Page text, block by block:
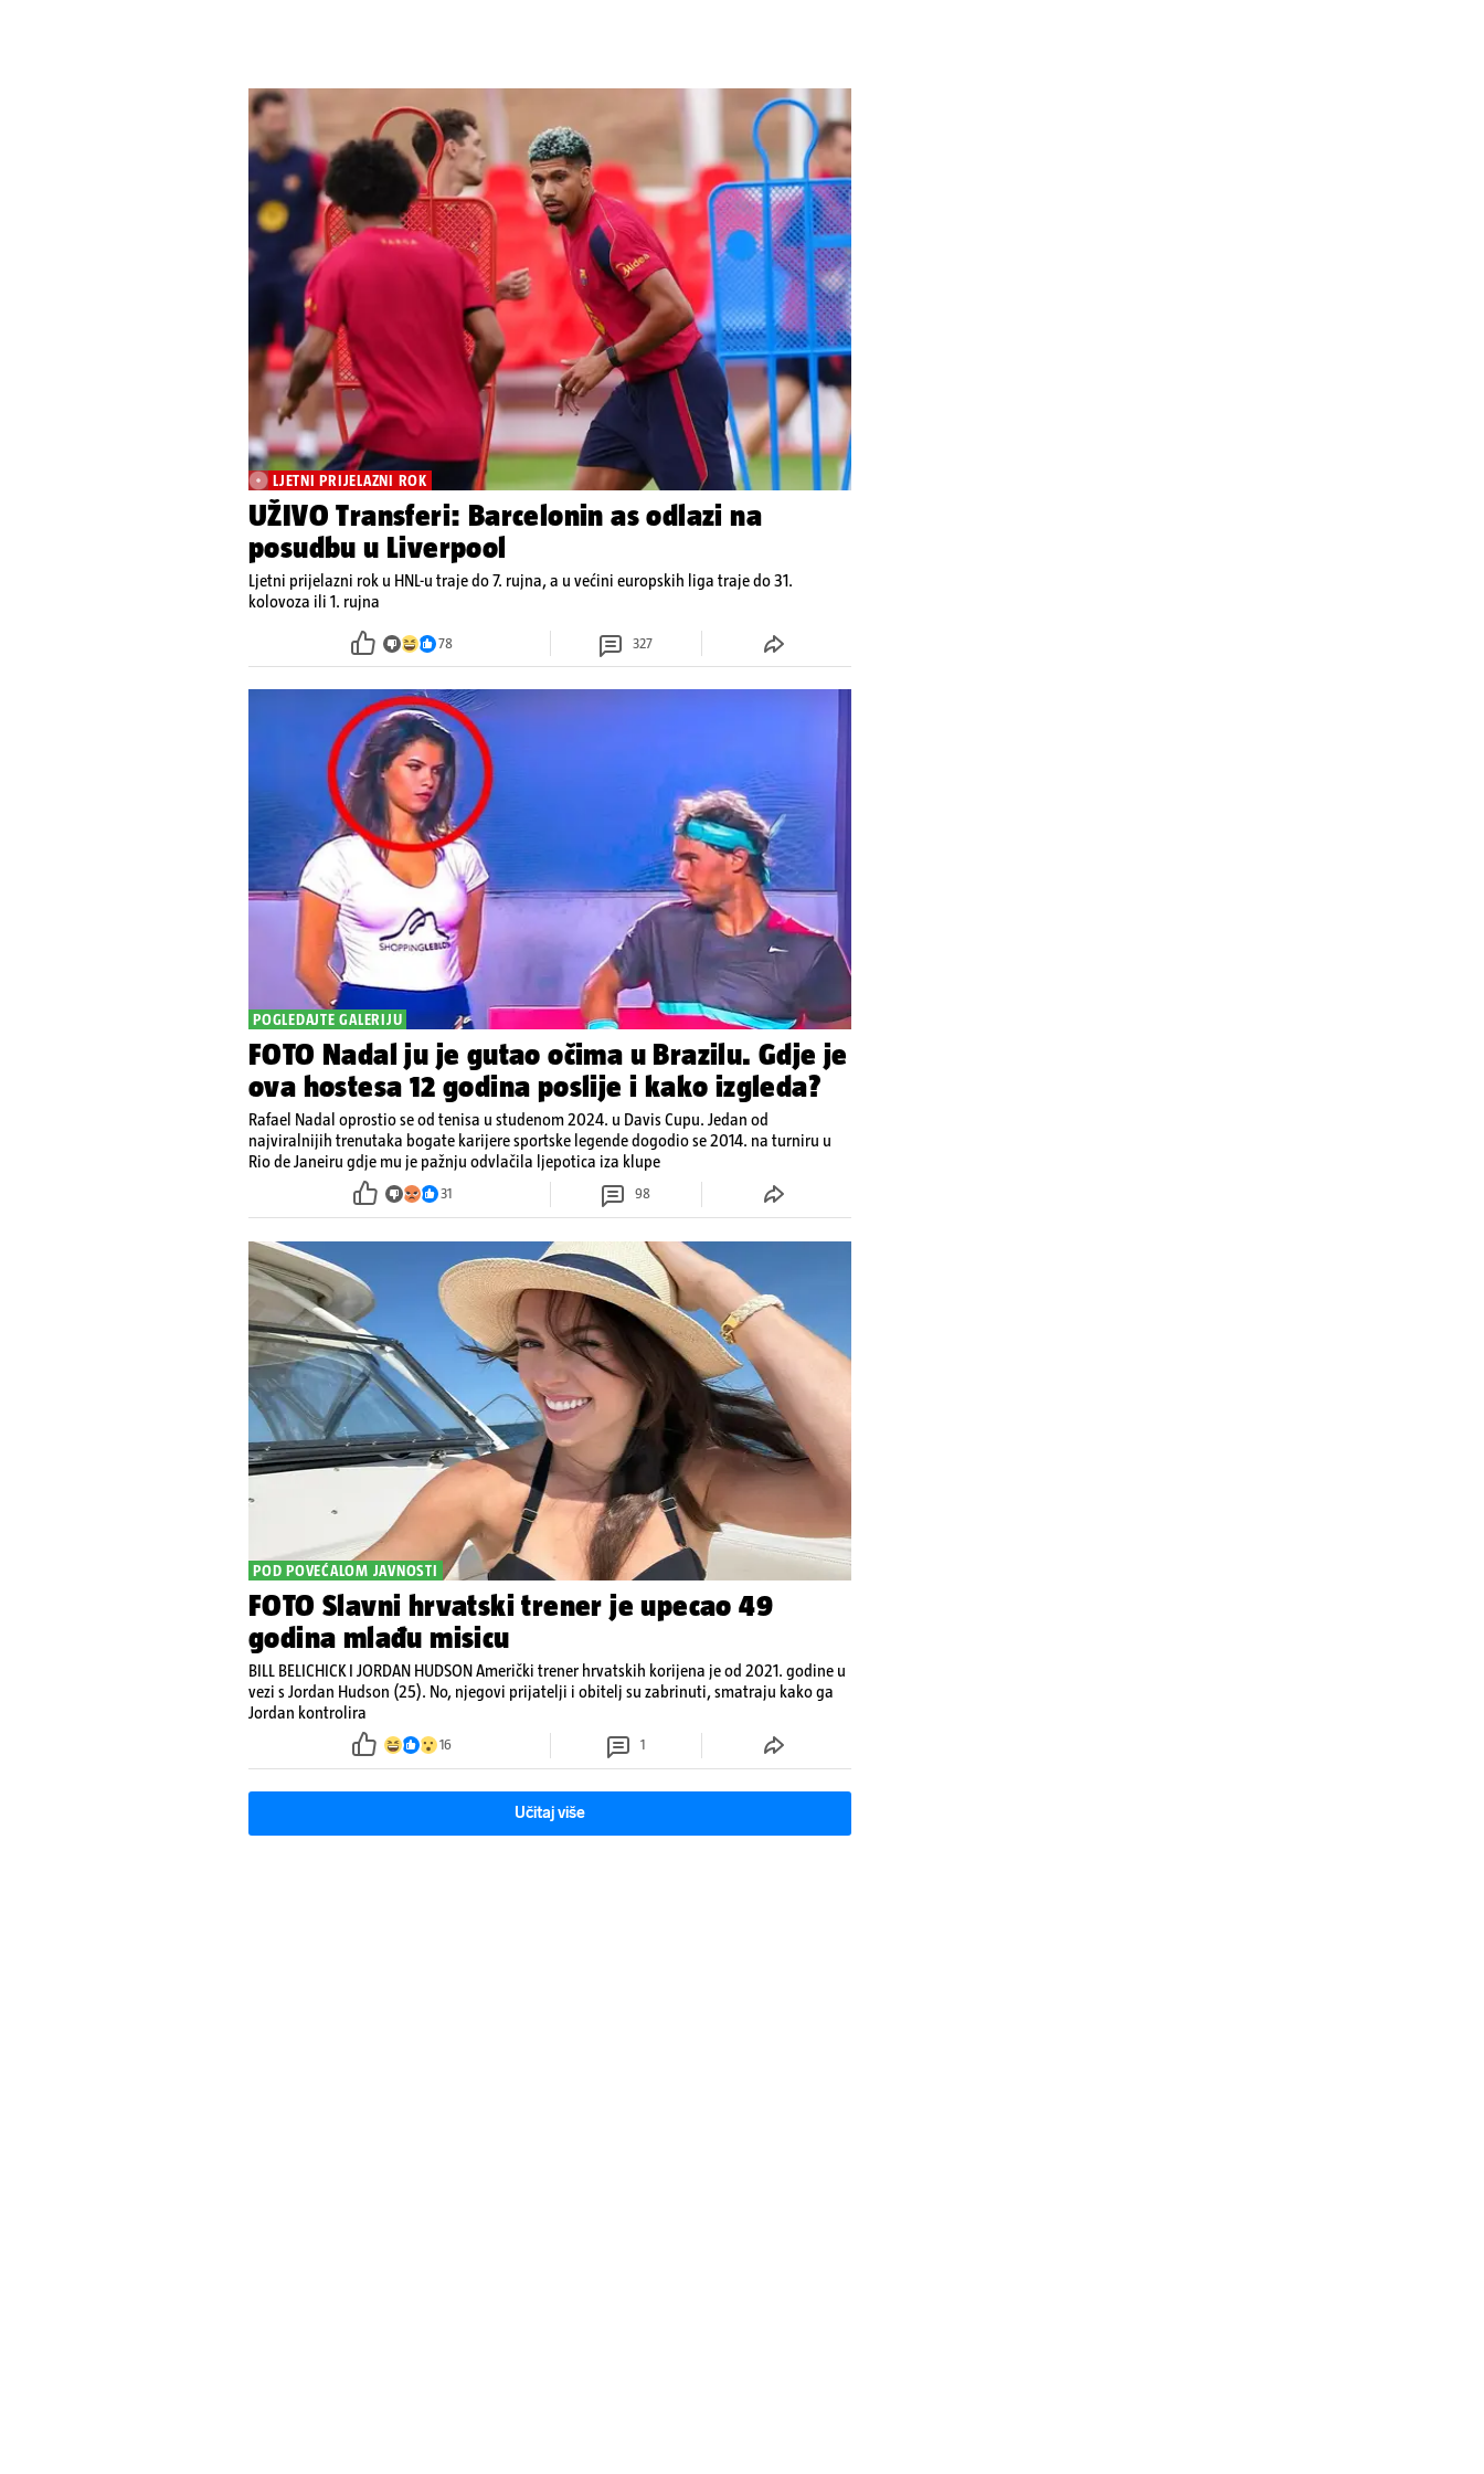
LJETNI PRIJELAZNI ROK
UŽIVO Transferi: Barcelonin as odlazi na
posudbu u Liverpool
Ljetni prijelazni rok u HNL-u traje do 7. rujna, a u većini europskih liga traje do 31.
kolovoza ili 1. rujna
78 327
POGLEDAJTE GALERIJU
FOTO Nadal ju je gutao očima u Brazilu. Gdje je
ova hostesa 12 godina poslije i kako izgleda?
Rafael Nadal oprostio se od tenisa u studenom 2024. u Davis Cupu. Jedan od
najviralnijih trenutaka bogate karijere sportske legende dogodio se 2014. na turniru u
Rio de Janeiru gdje mu je pažnju odvlačila ljepotica iza klupe
31 98
POD POVEĆALOM JAVNOSTI
FOTO Slavni hrvatski trener je upecao 49
godina mlađu misicu
BILL BELICHICK I JORDAN HUDSON Američki trener hrvatskih korijena je od 2021. godine u
vezi s Jordan Hudson (25). No, njegovi prijatelji i obitelj su zabrinuti, smatraju kako ga
Jordan kontrolira
16 1
Učitaj više